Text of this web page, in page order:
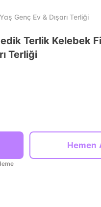
Genç Ev & Dışarı Terliği
Terlik Kelebek
Terliği
Hemen